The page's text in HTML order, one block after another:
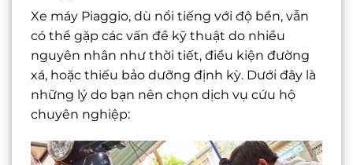
Xe máy Piaggio, dù nổi tiếng với độ bền, vẫn
có thể gặp các vấn đề kỹ thuật do nhiều
nguyên nhân như thời tiết, điều kiện đường
xá, hoặc thiếu bảo dưỡng định kỳ. Dưới đây là
những lý do bạn nên chọn dịch vụ cứu hộ
chuyên nghiệp: